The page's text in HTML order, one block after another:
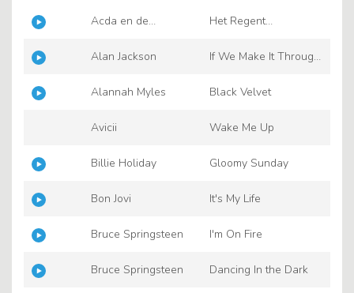
Acda en de
Het Regent
Alan Jackson
If We Make It Through
Alannah Myles
Black Velvet
Avicii Wake Me Up
Billie Holiday Gloomy Sunday
Bon Jovi It's My Life
Bruce Springsteen I'm On Fire
Bruce Springsteen Dancing In the Dark